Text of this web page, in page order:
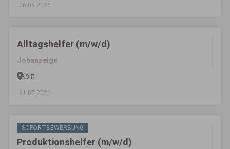
06.08.2026
Alltagshelfer (m/w/d)
Jobanzeige
Köln
31.07.2026
SOFORTBEWERBUNG
Produktionshelfer (m/w/d)